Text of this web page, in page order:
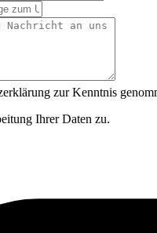
zur Kenntnis
Ihrer Daten zu.